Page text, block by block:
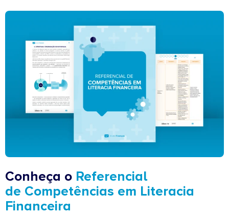
Conheça o Referencial
de Competências em Literacia
Financeira